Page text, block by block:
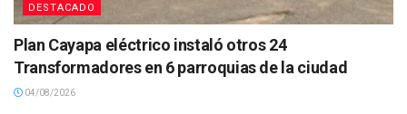
DESTACADO
Plan Cayapa eléctrico instaló otros 24
Transformadores en 6 parroquias de la ciudad
04/08/2026